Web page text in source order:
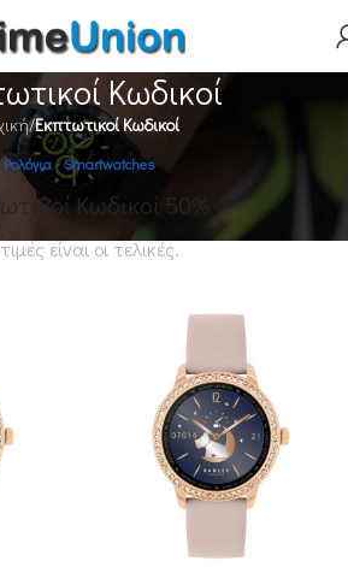
Kωδικοί
/Eκπτωτικοί Kωδικοί
Ρολόγια - Smartwatches
Κωδικοί 50%
είναι οι τελικές.